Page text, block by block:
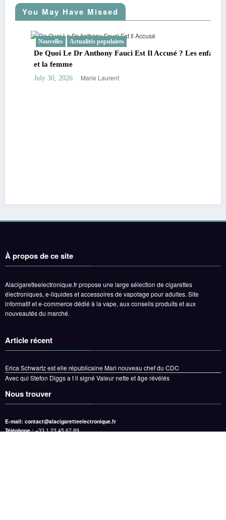
You May Have Missed
Nouvelles Actualités populaires
De Quoi Le Dr Anthony Fauci Est Il Accusé ? Les enfants
et la femme
July 30, 2026 Marie Laurent
À propos de ce site
Alacigaretteelectronique.fr propose une large sélection de cigarettes
électroniques, e-liquides et accessoires de vapotage pour adultes. Site
informatif et e-commerce dédié à la vape, aux conseils produits et aux
nouveautés du marché.
Article récent
Erica Schwartz est elle républicaine Mari nouveau chef du CDC
Avec qui Stefon Diggs a t il signé Valeur nette et âge révélés
Nous trouver
E-mail: contact@alacigaretteelectronique.fr
Téléphone :+33 1 23 45 67 89